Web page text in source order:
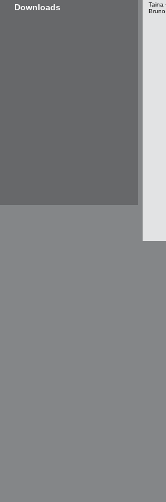
Downloads
Taina